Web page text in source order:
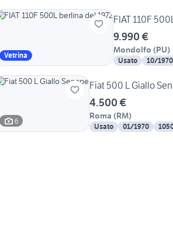
Vetrina
FIAT 110F
9.990 €
Mondolfo (PU)
Usato 10/1970
6
Fiat 500 L Giallo
4.500 €
Roma (RM)
Usato 01/1970